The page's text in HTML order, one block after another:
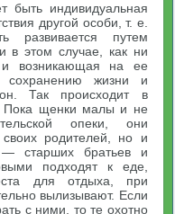
быть индивидуальная
другой особи, т. е.
развивается путем
в этом случае, как ни
и возникающая на ее
сохранению жизни и
Так происходит в
Пока щенки малы и не
опеки, они
родителей, но и
— старших братьев и
подходят к еде,
для отдыха, при
вылизывают. Если
с ними, то те охотно